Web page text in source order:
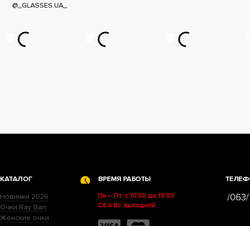
@_GLASSES.UA_
КАТАЛОГ
Новинки 2026
Очки Ray Ban
Женские очки
ВРЕМЯ РАБОТЫ
Пн – Пт: с 10:00 до 19:00
Сб и Вс: выходной